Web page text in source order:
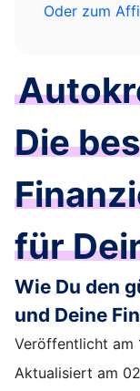
Oder zum
Die
für
Wie Du den
und Deine
Veröffentlicht am
Aktualisiert am